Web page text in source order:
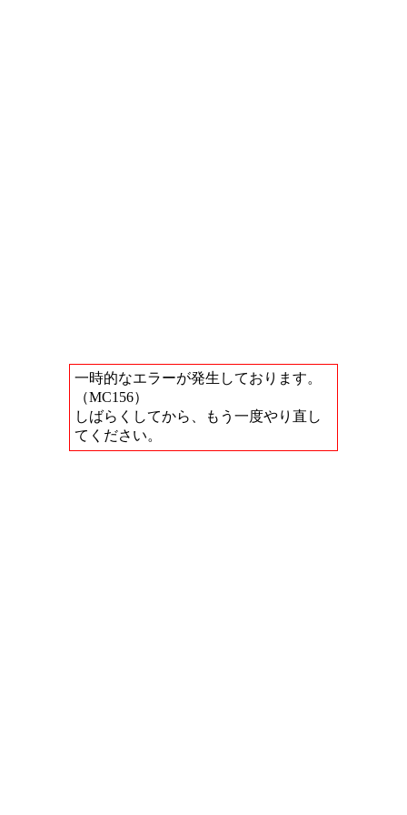
一時的なエラーが発生しております。
（MC156）
しばらくしてから、もう一度やり直し
てください。